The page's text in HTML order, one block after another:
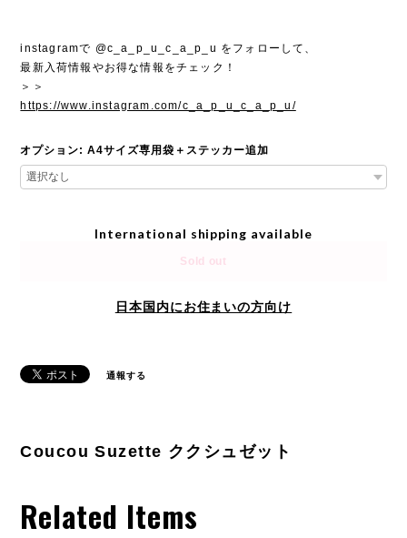
instagramで @c_a_p_u_c_a_p_u をフォローして、
最新入荷情報やお得な情報をチェック！
＞＞
https://www.instagram.com/c_a_p_u_c_a_p_u/
オプション: A4サイズ専用袋＋ステッカー追加
International shipping available
Sold out
日本国内にお住まいの方向け
通報する
Coucou Suzette ククシュゼット
Related Items